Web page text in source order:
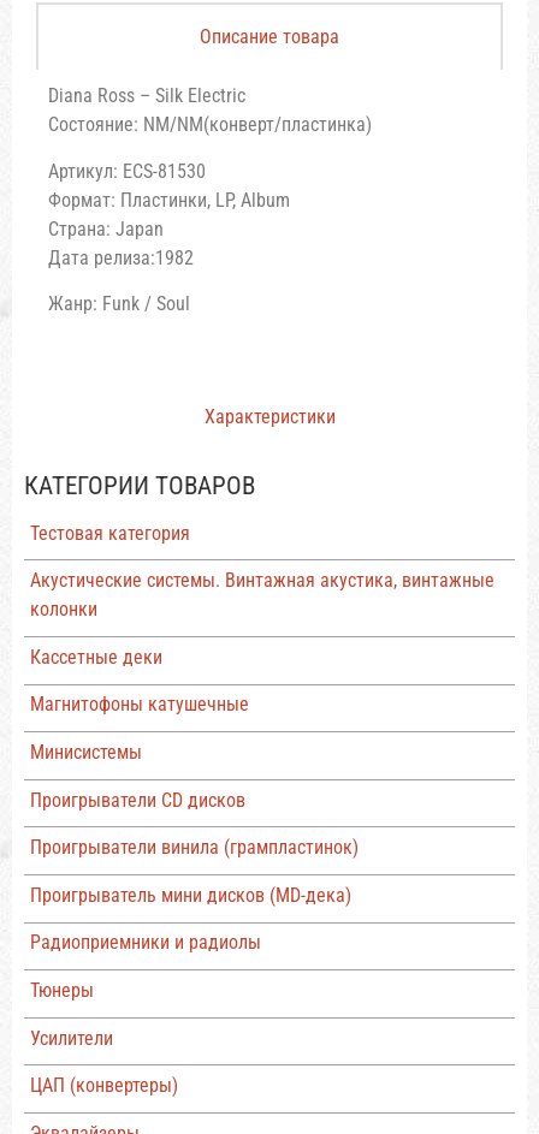
КАТЕГОРИИ ТОВАРОВ
Тестовая категория
Акустические системы. Винтажная акустика, винтажные
колонки
Кассетные деки
Магнитофоны катушечные
Минисистемы
Проигрыватели CD дисков
Проигрыватели винила (грампластинок)
Проигрыватель мини дисков (MD-дека)
Радиоприемники и радиолы
Тюнеры
Усилители
ЦАП (конвертеры)
Описание товара
Характеристики
Diana Ross – Silk Electric
Состояние: NM/NM(конверт/пластинка)
Артикул: ECS-81530
Формат: Пластинки, LP, Album
Страна: Japan
Дата релиза:1982
Жанр: Funk / Soul